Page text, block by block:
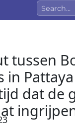
tussen
in Pattaya
dat de